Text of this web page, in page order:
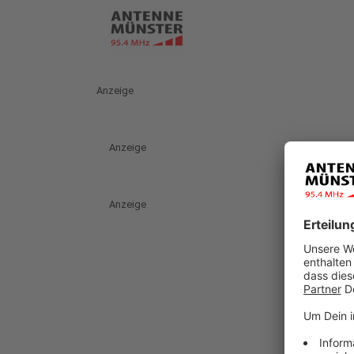
Anzeige
Anzeige
Anzeige